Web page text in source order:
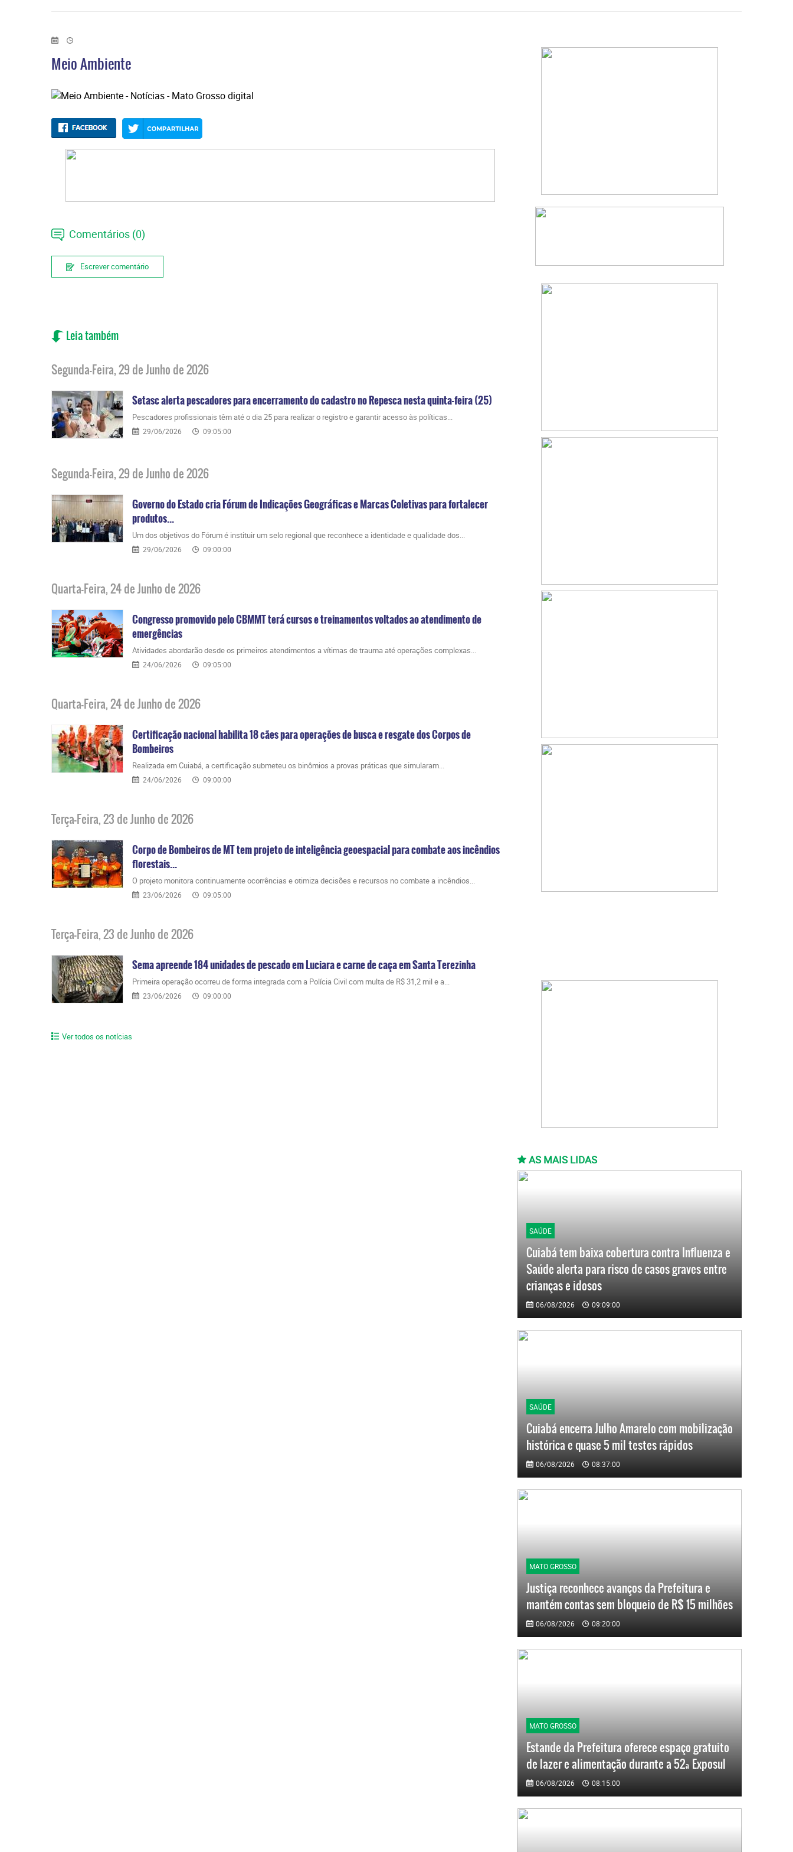
Meio Ambiente
Comentários (0)
Escrever comentário
Leia também
Segunda-Feira, 29 de Junho de 2026
Setasc alerta pescadores para encerramento do cadastro no Repesca nesta quinta-feira (25)
Pescadores profissionais têm até o dia 25 para realizar o registro e garantir acesso às políticas...
29/06/2026 09:05:00
Segunda-Feira, 29 de Junho de 2026
Governo do Estado cria Fórum de Indicações Geográficas e Marcas Coletivas para fortalecer
produtos...
​Um dos objetivos do Fórum é instituir um selo regional que reconhece a identidade e qualidade dos...
29/06/2026 09:00:00
Quarta-Feira, 24 de Junho de 2026
Congresso promovido pelo CBMMT terá cursos e treinamentos voltados ao atendimento de
emergências
​Atividades abordarão desde os primeiros atendimentos a vítimas de trauma até operações complexas...
24/06/2026 09:05:00
Quarta-Feira, 24 de Junho de 2026
Certificação nacional habilita 18 cães para operações de busca e resgate dos Corpos de
Bombeiros
​Realizada em Cuiabá, a certificação submeteu os binômios a provas práticas que simularam...
24/06/2026 09:00:00
Terça-Feira, 23 de Junho de 2026
Corpo de Bombeiros de MT tem projeto de inteligência geoespacial para combate aos incêndios
florestais...
​O projeto monitora continuamente ocorrências e otimiza decisões e recursos no combate a incêndios...
23/06/2026 09:05:00
Terça-Feira, 23 de Junho de 2026
Sema apreende 184 unidades de pescado em Luciara e carne de caça em Santa Terezinha
​Primeira operação ocorreu de forma integrada com a Polícia Civil com multa de R$ 31,2 mil e a...
23/06/2026 09:00:00
Ver todos os notícias
AS MAIS LIDAS
SAÚDE
Cuiabá tem baixa cobertura contra Influenza e
Saúde alerta para risco de casos graves entre
crianças e idosos
06/08/2026 09:09:00
SAÚDE
Cuiabá encerra Julho Amarelo com mobilização
histórica e quase 5 mil testes rápidos
06/08/2026 08:37:00
MATO GROSSO
Justiça reconhece avanços da Prefeitura e
mantém contas sem bloqueio de R$ 15 milhões
06/08/2026 08:20:00
MATO GROSSO
Estande da Prefeitura oferece espaço gratuito
de lazer e alimentação durante a 52ª Exposul
06/08/2026 08:15:00